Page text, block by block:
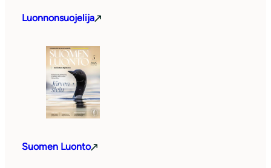
Luonnonsuojelija
Suomen Luonto